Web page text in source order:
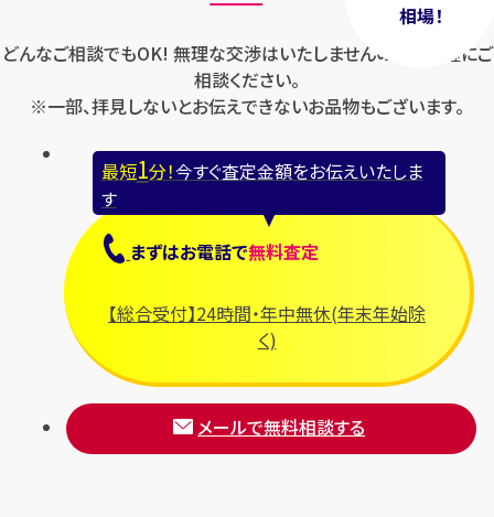
相場！
どんなご相談でもOK! 無理な交渉はいたしませんのでお気軽にご
相談ください。
※一部、拝見しないとお伝えできないお品物もございます。
最短1分！今すぐ査定金額をお伝えいたしま
す
まずはお電話で無料査定
【総合受付】24時間・年中無休(年末年始除
く)
メールで無料相談する